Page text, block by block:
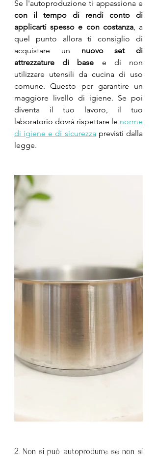
con il tempo di rendi conto di
applicarti spesso e con costanza, a
quel punto allora ti consiglio di
acquistare un nuovo set di
attrezzature di base e di non
utilizzare utensili da cucina di uso
comune. Questo per garantire un
maggiore livello di igiene. Se poi
diventa il tuo lavoro, il tuo
laboratorio dovrà rispettare le norme
di igiene e di sicurezza previsti dalla
legge.
2. Non si può autoprodurre se non si